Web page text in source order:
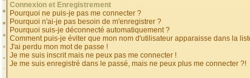
Connexion et Enregistrement
Pourquoi ne puis-je pas me connecter ?
Pourquoi n'ai-je pas besoin de m'enregistrer ?
Pourquoi suis-je déconnecté automatiquement ?
Comment puis-je éviter que mon nom d'utilisateur apparaisse dans la
J'ai perdu mon mot de passe !
Je me suis inscrit mais ne peux pas me connecter !
Je me suis enregistré dans le passé, mais ne peux plus me connecter ?!